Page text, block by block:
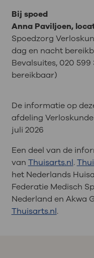
Bij spoed
Anna Paviljoen,
Spoedzorg
dag en nacht
Bevalsuites, 020
bereikbaar)
De informatie op
afdeling
juli 2026
Een deel van de
van Thuisarts.nl.
het Nederlands
Federatie Medisch
Nederland en Akwa
Thuisarts.nl.